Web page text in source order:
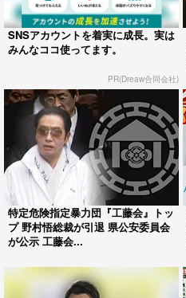
SNSアカウントを着実に成長。実は
みんなココ使ってます。
PR(Dreaw合同会社)
特定危険指定暴力団『工藤会』トッ
プ 野村悟総裁が引退 県公安委員会
が公示 工藤会...